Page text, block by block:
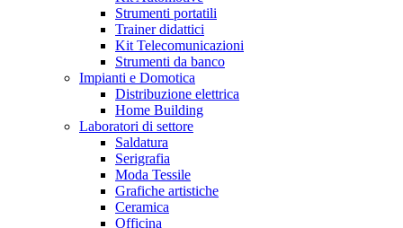
Strumenti portatili
Trainer didattici
Kit Telecomunicazioni
Strumenti da banco
Impianti e Domotica
Distribuzione elettrica
Home Building
Laboratori di settore
Saldatura
Serigrafia
Moda Tessile
Grafiche artistiche
Ceramica
Officina